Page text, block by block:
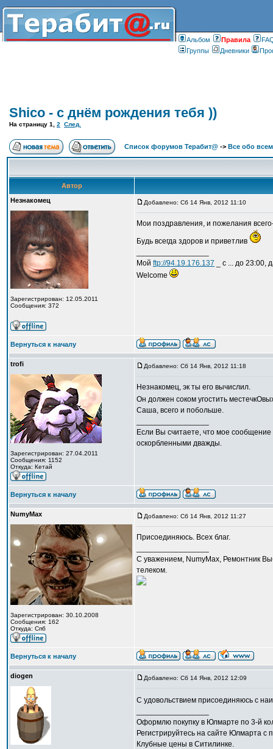
Альбом Правилa
Группы
Дневники
Shico - с днём рождения тебя ))
На страницу 1 2 След.
Список форумов Терабит@ -> Все обо всем
Автор
Незнакомец
Зарегистрирован: 12.05.2011
Сообщения: 372
Добавлено: Сб 14 Янв, 2012 11:10
Мои поздравления, и пожелания
Будь всегда здоров и приветлив
Мой ftp://94.19.176.137 _ с ... до 23:00,
Welcome
Вернуться к началу
trofi
Зарегистрирован: 27.04.2011
Сообщения: 1152
Откуда: Кетай
Добавлено: Сб 14 Янв, 2012 11:18
Незнакомец, эк ты его вычислил.
Он должен соком угостить
Саша, всего и побольше.
Если Вы считаете, что мое сообщение
оскорбленными дважды.
Вернуться к началу
NumyMax
Зарегистрирован: 30.10.2008
Сообщения: 162
Откуда: Спб
Добавлено: Сб 14 Янв, 2012 11:27
Присоединяюсь. Всех благ.
С уважением, NumyMax, Ремонтник
телеком.
Вернуться к началу
diogen Добавлено: Сб 14 Янв, 2012 12:09
C удовольствием присоединяюсь с
Оформлю покупку в Юлмарте по 3-й
Регистрируйтесь на сайте Юлмарта с
Клубные цены в Ситилинке.